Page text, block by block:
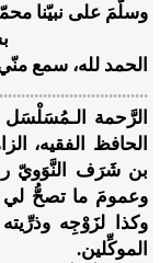
وسلّمَ على نبيّنا
الحمد لله، سمع
الرَّحمة الـمُسَلْسَل
الحافظ الفقيه،
بن شَرَف النَّوَويّ
وعمومَ ما تصحُّ لي
وكذا لزَوْجِه
الموكِّلين.